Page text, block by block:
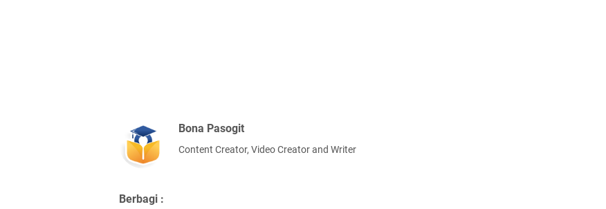
Bona Pasogit
Content Creator, Video Creator and Writer
Berbagi :